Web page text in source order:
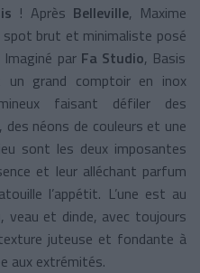
! Après Belleville, Maxime
brut et minimaliste posé
Imaginé parFa Studio, Basis
grand comptoir en inox
faisant défiler des
néons de couleurs et une
sont les deux imposantes
et leur alléchant parfum
l’appétit. L’une est au
veau et dinde, avec toujours
juteuse et fondante à
aux extrémités.